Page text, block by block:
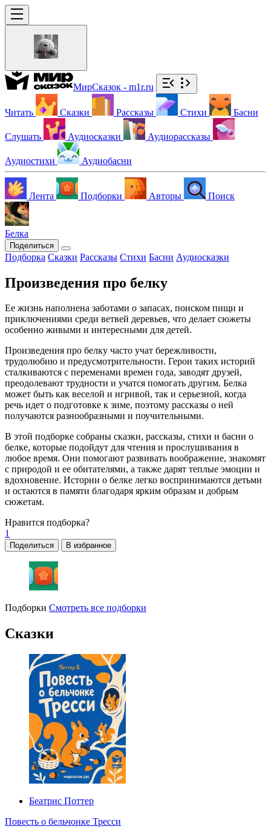
МирСказок - m1r.ru
Читать Сказки Рассказы Стихи Басни
Слушать Аудиосказки Аудиорассказы
Аудиостихи Аудиобасни
Лента Подборки Авторы Поиск
Белка
Поделиться
Подборка Сказки Рассказы Стихи Басни Аудиосказки
Произведения про белку
Ее жизнь наполнена заботами о запасах, поиском пищи и
приключениями среди ветвей деревьев, что делает сюжеты
особенно живыми и интересными для детей.
Произведения про белку часто учат бережливости,
трудолюбию и предусмотрительности. Герои таких историй
сталкиваются с переменами времен года, заводят друзей,
преодолевают трудности и учатся помогать другим. Белка
может быть как веселой и игривой, так и серьезной, когда
речь идет о подготовке к зиме, поэтому рассказы о ней
получаются разнообразными и поучительными.
В этой подборке собраны сказки, рассказы, стихи и басни о
белке, которые подойдут для чтения и прослушивания в
любое время. Они помогают развивать воображение, знакомят
с природой и ее обитателями, а также дарят теплые эмоции и
вдохновение. Истории о белке легко воспринимаются детьми
и остаются в памяти благодаря ярким образам и добрым
сюжетам.
Нравится подборка?
1
Поделиться В избранное
Подборки Смотреть все подборки
Сказки
Беатрис Поттер
Повесть о бельчонке Тресси